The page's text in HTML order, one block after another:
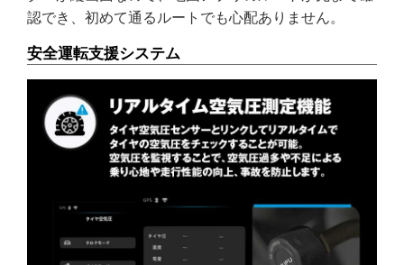
認でき、初めて通るルートでも心配ありません。
安全運転支援システム